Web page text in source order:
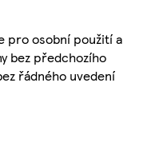
pro osobní použití a
bez předchozího
řádného uvedení